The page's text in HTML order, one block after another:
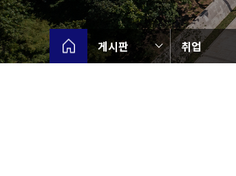
게시판 취업